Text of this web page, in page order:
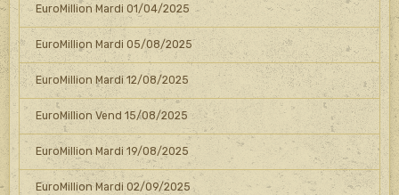
EuroMillion Mardi 01/04/2025
EuroMillion Mardi 05/08/2025
EuroMillion Mardi 12/08/2025
EuroMillion Vend 15/08/2025
EuroMillion Mardi 19/08/2025
EuroMillion Mardi 02/09/2025